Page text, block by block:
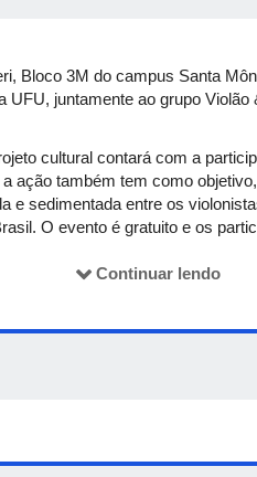
Bloco 3M do campus Santa
juntamente ao grupo
cultural contará com a
ação também tem como
e sedimentada entre os
O evento é gratuito e os
Continuar lendo